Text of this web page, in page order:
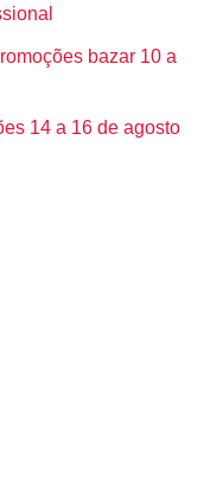
bazar 10 a
14 a 16 de agosto